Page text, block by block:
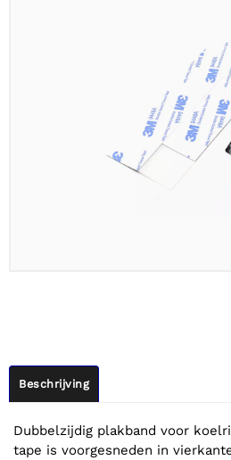
Beschrijving
Dubbelzijdig plakband voor
tape is voorgesneden in